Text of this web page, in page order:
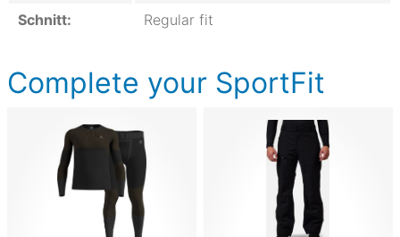
Schnitt:
Regular fit
Complete your SportFit